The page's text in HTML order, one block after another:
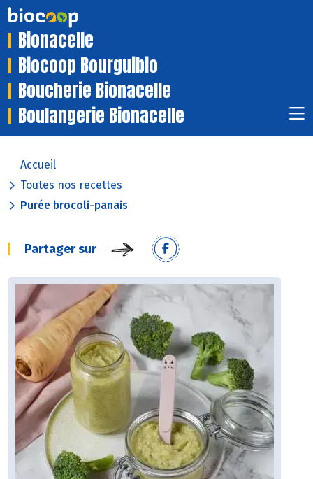
Bionacelle
Biocoop Bourguibio
Boucherie Bionacelle
Boulangerie Bionacelle
Accueil
Toutes nos recettes
Purée brocoli-panais
Partager sur